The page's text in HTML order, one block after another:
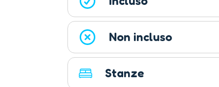
Non incluso
Stanze